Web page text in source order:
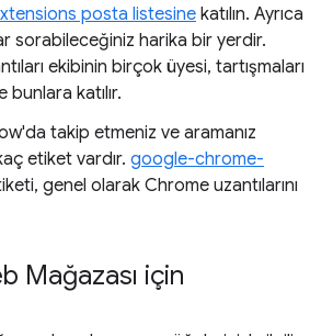
posta listesine katılın. Ayrıca
sorabileceğiniz harika bir yerdir.
ekibinin birçok üyesi, tartışmaları
katılır.
takip etmeniz ve aramanız
etiket vardır. google-chrome-
genel olarak Chrome uzantılarını
Mağazası için